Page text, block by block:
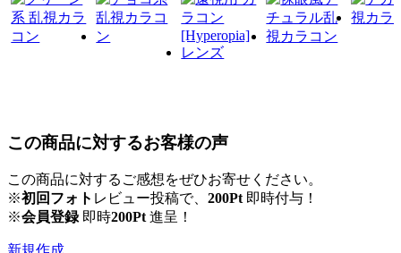
この商品に対するお客様の声
この商品に対するご感想をぜひお寄せください。
※初回フォト レビュー投稿で、 200Pt 即時付与！
※会員登録即時200Pt 進呈！